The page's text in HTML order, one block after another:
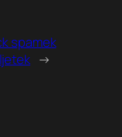
spamek
→